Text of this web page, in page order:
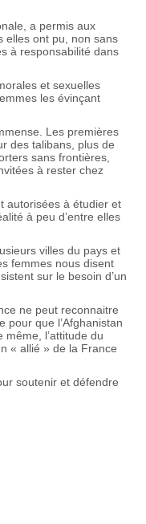
a permis aux
elles ont pu, non sans
à responsabilité dans
et sexuelles
les évinçant
Les premières
des talibans, plus de
sans frontières,
à rester chez
autorisées à étudier et
à peu d’entre elles
villes du pays et
femmes nous disent
sur le besoin d’un
ne peut reconnaitre
pour que l’Afghanistan
l’attitude du
« allié » de la France
soutenir et défendre